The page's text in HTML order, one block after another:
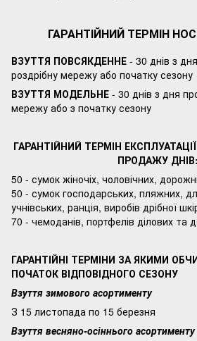
ГАРАНТІЙНИЙ ТЕРМІН
ВЗУТТЯ ПОВСЯКДЕННЕ - 30 днів з
роздрібну мережу або початку сезону
ВЗУТТЯ МОДЕЛЬНЕ - 30 днів з дня
мережу або з початку сезону
ГАРАНТІЙНИЙ ТЕРМІН
ПРОДАЖУ ДНІВ:
50 - сумок жіночіх, чоловічних,
50 - сумок господарських, пляжних,
учнівських, ранція, виробів дрібної
70 - чемоданів, портфелів ділових та
ГАРАНТІЙНІ ТЕРМІНИ ЗА ЯКИМИ
ПОЧАТОК ВІДПОВІДНОГО СЕЗОНУ
Взуття зимового асортименту
З 15 листопада по 15 березня
Взуття весняно-осіннього асортименту